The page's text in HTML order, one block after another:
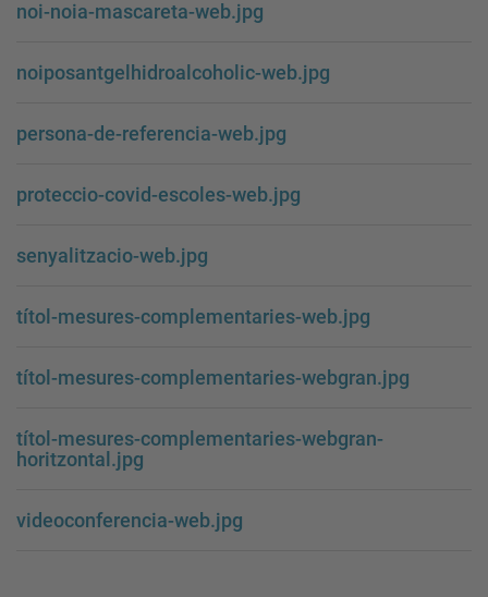
noi-noia-mascareta-web.jpg
noiposantgelhidroalcoholic-web.jpg
persona-de-referencia-web.jpg
proteccio-covid-escoles-web.jpg
senyalitzacio-web.jpg
títol-mesures-complementaries-web.jpg
títol-mesures-complementaries-webgran.jpg
títol-mesures-complementaries-webgran-
horitzontal.jpg
videoconferencia-web.jpg